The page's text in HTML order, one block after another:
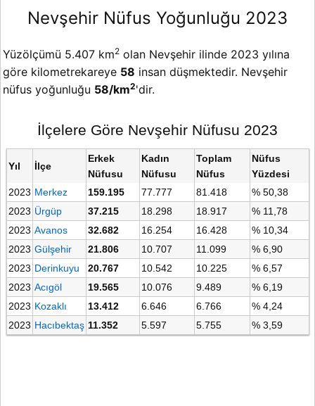
Nevşehir Nüfus Yoğunluğu 2023
Yüzölçümü 5.407 km2 olan Nevşehir ilinde 2023 yılına
göre kilometrekareye 58 insan düşmektedir. Nevşehir
nüfus yoğunluğu 58/km2'dir.
İlçelere Göre Nevşehir Nüfusu 2023
Yıl İlçe
Erkek
Nüfusu
Kadın
Nüfusu
Toplam
Nüfus
Nüfus
Yüzdesi
2023 Merkez 159.195 77.777 81.418
% 50,38
2023 Ürgüp 37.215 18.298 18.917
% 11,78
2023 Avanos 32.682 16.254 16.428
% 10,34
2023 Gülşehir 21.806 10.707 11.099
% 6,90
2023 Derinkuyu 20.767 10.542 10.225
% 6,57
2023 Acıgöl 19.565 10.076 9.489
% 6,19
2023 Kozaklı 13.412 6.646 6.766
% 4,24
2023 Hacıbektaş 11.352 5.597 5.755 % 3,59